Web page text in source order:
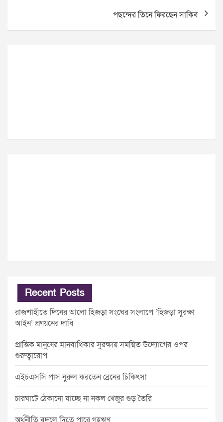
পছন্দের তিনে ফিরছেন সাকিব
Recent Posts
রাজশাহীতে দিনের আলো হিজড়া সংঘের সংলাপে ‘হিজড়া সুরক্ষা
আইন’ প্রণয়নের দাবি
প্রান্তিক মানুষের মানবাধিকার সুরক্ষায় সমন্বিত উদ্যোগের ওপর
গুরুত্বারোপ
এইচএসসি পাস নুরুল করতেন ব্রেনের চিকিৎসা
চারঘাটে ঠেকানো যাচ্ছে না নকল খেজুর গুড় তৈরি